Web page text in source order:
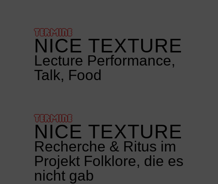
TERMINE
NICE TEXTURE
Lecture Performance,
Talk, Food
TERMINE
NICE TEXTURE
Recherche & Ritus im
Projekt Folklore, die es
nicht gab